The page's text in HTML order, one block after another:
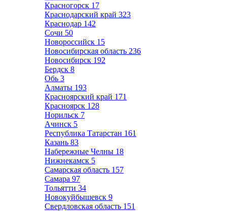
Красногорск 17
Краснодарский край 323
Краснодар 142
Сочи 50
Новороссийск 15
Новосибирская область 236
Новосибирск 192
Бердск 8
Обь 3
Алматы 193
Красноярский край 171
Красноярск 128
Норильск 7
Ачинск 5
Республика Татарстан 161
Казань 83
Набережные Челны 18
Нижнекамск 5
Самарская область 157
Самара 97
Тольятти 34
Новокуйбышевск 9
Свердловская область 151